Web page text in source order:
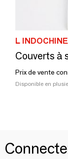
L
Couverts à
Prix de vente
Disponible en